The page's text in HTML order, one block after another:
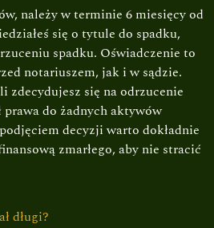
należy w terminie 6 miesięcy od
się o tytule do spadku,
spadku. Oświadczenie to
notariuszem, jak i w sądzie.
zdecydujesz się na odrzucenie
prawa do żadnych aktywów
decyzji warto dokładnie
zmarłego, aby nie stracić
długi?